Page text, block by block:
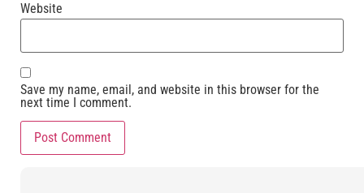
Website
Save my name, email, and website in this browser for the
next time I comment.